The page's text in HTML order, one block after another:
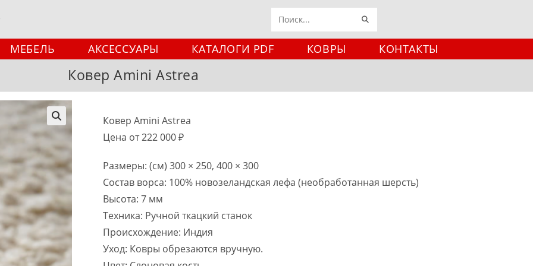
Поиск
МЕБЕЛЬ АКСЕССУАРЫ КАТАЛОГИ PDF КОВРЫ КОНТАКТЫ
Ковер Amini Astrea
🔍
Ковер Amini Astrea
Цена от 222 000 ₽
Размеры: (см) 300 × 250, 400 × 300
Состав ворса: 100% новозеландская лефа (необработанная шерсть)
Высота: 7 мм
Техника: Ручной ткацкий станок
Происхождение: Индия
Уход: Ковры обрезаются вручную.